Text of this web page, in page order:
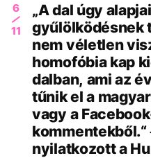
6
11
„A dal úgy
gyűlölködésnek
nem véletlen
homofóbia kap
dalban, ami az
tűnik el a
vagy a
kommentekből.“
nyilatkozott a